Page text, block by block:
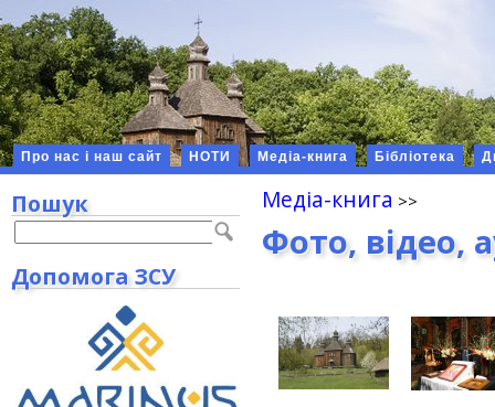
Про нас і наш сайт НОТИ Медіа-книга Бібліотека
Медіа-книга
Фото, відео,
Пошук
Допомога ЗСУ